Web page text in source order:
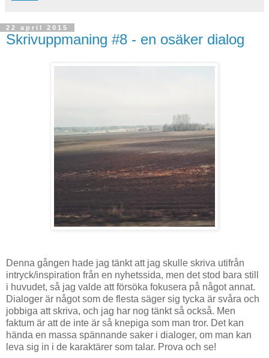
22 april 2015
Skrivuppmaning #8 - en osäker dialog
Denna gången hade jag tänkt att jag skulle skriva utifrån
intryck/inspiration från en nyhetssida, men det stod bara still
i huvudet, så jag valde att försöka fokusera på något annat.
Dialoger är något som de flesta säger sig tycka är svåra och
jobbiga att skriva, och jag har nog tänkt så också. Men
faktum är att de inte är så knepiga som man tror. Det kan
hända en massa spännande saker i dialoger, om man kan
leva sig in i de karaktärer som talar. Prova och se!